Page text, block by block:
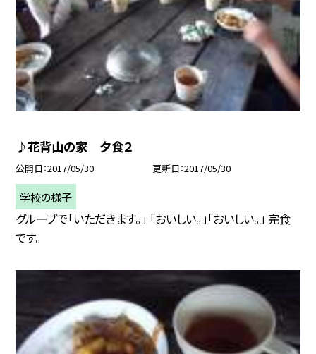
♪花背山の家 夕食２
公開日 2017/05/30 更新日 2017/05/30
学校の様子
グループで「いただきます。」 「おいしい。」「おいしい。」 完食
です。